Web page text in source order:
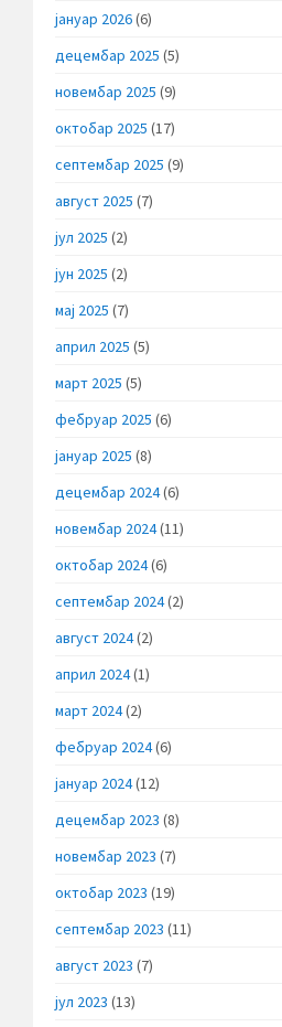
јануар 2026(6)
децембар 2025 (5)
новембар 2025 (9)
октобар 2025 (17)
септембар 2025 (9)
август 2025 (7)
јул 2025 (2)
јун 2025 (2)
мај 2025 (7)
април 2025 (5)
март 2025 (5)
фебруар 2025 (6)
јануар 2025 (8)
децембар 2024(6)
новембар 2024(11)
октобар 2024(6)
септембар 2024(2)
август 2024(2)
април 2024(1)
март 2024(2)
фебруар 2024(6)
јануар 2024(12)
децембар 2023 (8)
новембар 2023 (7)
октобар 2023 (19)
септембар 2023 (11)
август 2023 (7)
јул 2023 (13)